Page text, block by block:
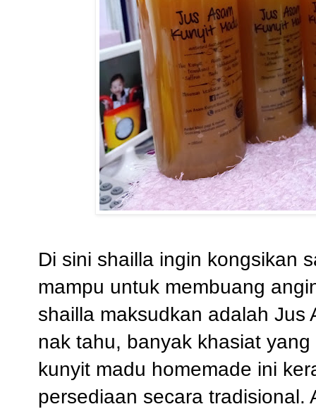
Di sini shailla ingin kongsikan
mampu untuk membuang
shailla maksudkan adalah Jus
nak tahu, banyak khasiat
kunyit madu homemade ini
persediaan secara